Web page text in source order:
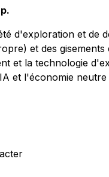
d'exploration et de
et des
et la technologie
et l'économie